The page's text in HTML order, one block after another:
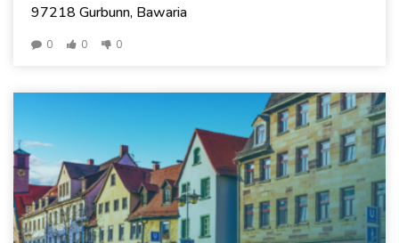
97218 Gurbunn, Bawaria
0 0 0